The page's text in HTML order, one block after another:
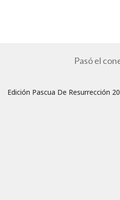
Pasó el
Edición Pascua De Resurrección